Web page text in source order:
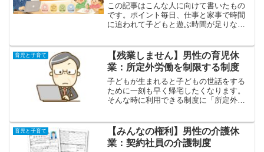
この記事はこんな人に向けて書いたもの
です。ポイント毎日、仕事と家事で時間
に追われて子どもと遊ぶ時間が足りな
をどのように決めればいいかわからな
い。共働き世帯は年々増加して...
育児と子育て
【残業しません】男性の育児休
業：所定外労働を制限する制度
子どもが生まれると子どもの世話をする
ために一刻も早く帰宅したくなります。
そんな時に利用できる制度に「所定外労
ういう制度なのか、どんなメリットがあ
るのかを紹介します。
育児と子育て
【みんなの権利】男性の介護休
業：契約社員の介護制度